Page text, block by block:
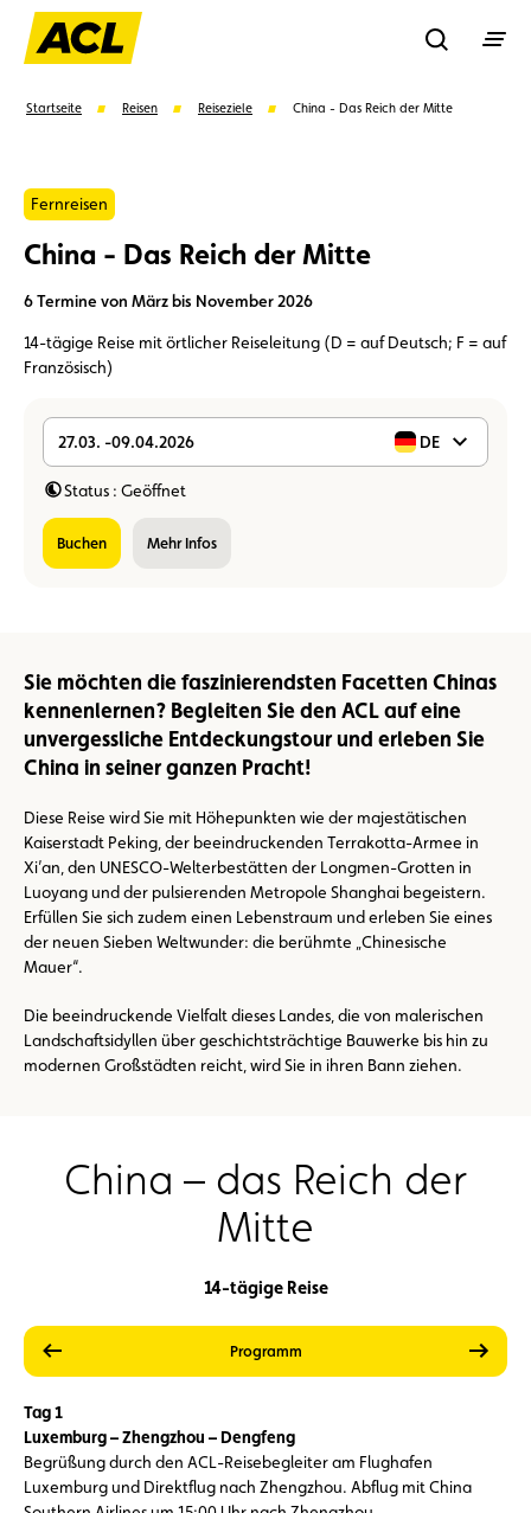
Rechercher
Vorschläge
Startseite Reisen Reiseziele China - Das Reich der Mitte
Fernreisen
China - Das Reich der Mitte
6 Termine von März bis November 2026
14-tägige Reise mit örtlicher Reiseleitung (D = auf Deutsch; F = auf
Französisch)
27.03. -09.04.2026 DE
Status : Geöffnet
buchen Mehr Infos
Sie möchten die faszinierendsten Facetten Chinas
kennenlernen? Begleiten Sie den ACL auf eine
unvergessliche Entdeckungstour und erleben Sie
China in seiner ganzen Pracht!
Diese Reise wird Sie mit Höhepunkten wie der majestätischen
Kaiserstadt Peking, der beeindruckenden Terrakotta-Armee in
Xi’an, den UNESCO-Welterbestätten der Longmen-Grotten in
Luoyang und der pulsierenden Metropole Shanghai begeistern.
Erfüllen Sie sich zudem einen Lebenstraum und erleben Sie eines
der neuen Sieben Weltwunder: die berühmte „Chinesische
Mauer“.
Die beeindruckende Vielfalt dieses Landes, die von malerischen
Landschaftsidyllen über geschichtsträchtige Bauwerke bis hin zu
modernen Großstädten reicht, wird Sie in ihren Bann ziehen.
China – das Reich der
Mitte
14-tägige Reise
vorherige ProgrammLeistungen
Preise
Tag 1
Luxemburg – Zhengzhou – Dengfeng
Begrüßung durch den ACL-Reisebegleiter am Flughafen
Luxemburg und Direktflug nach Zhengzhou. Abflug mit China